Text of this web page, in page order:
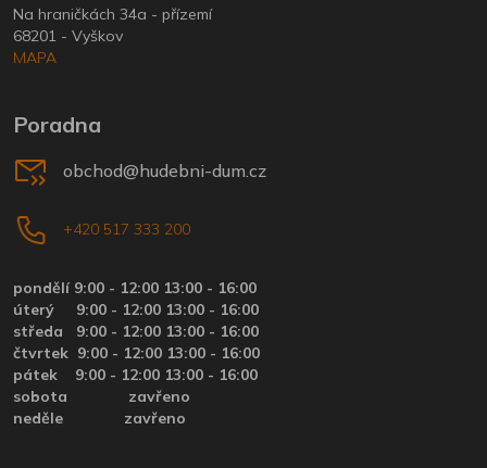
Na hraničkách 34a - přízemí
68201 - Vyškov
MAPA
Poradna
obchod@hudebni-dum.cz
+420 517 333 200
pondělí 9:00 - 12:00 13:00 - 16:00
úterý 9:00 - 12:00 13:00 - 16:00
středa 9:00 - 12:00 13:00 - 16:00
čtvrtek 9:00 - 12:00 13:00 - 16:00
pátek 9:00 - 12:00 13:00 - 16:00
sobota zavřeno
neděle zavřeno